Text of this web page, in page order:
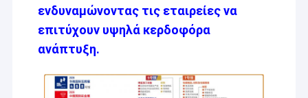
ενδυναμώνοντας τις εταιρείες να
επιτύχουν υψηλά κερδοφόρα
ανάπτυξη.